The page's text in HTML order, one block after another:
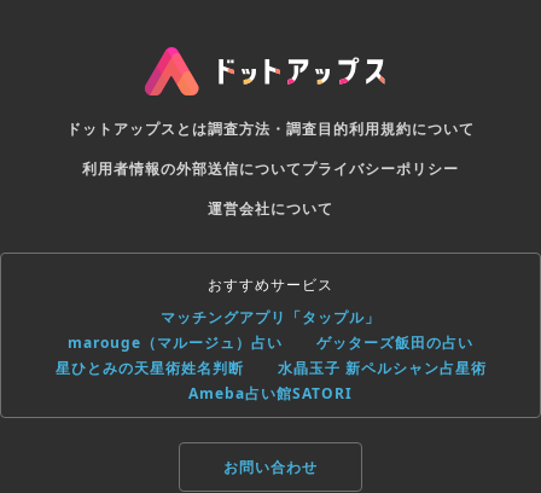
ドットアップスとは調査方法・調査目的利用規約について
利用者情報の外部送信についてプライバシーポリシー
運営会社について
おすすめサービス
マッチングアプリ「タップル」
marouge（マルージュ）占い
ゲッターズ飯田の占い
星ひとみの天星術姓名判断
水晶玉子 新ペルシャン占星術
Ameba占い館SATORI
お問い合わせ